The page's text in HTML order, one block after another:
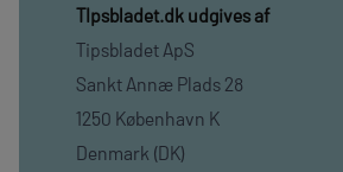
TIpsbladet.dk udgives af
Tipsbladet ApS
Sankt Annæ Plads 28
1250 København K
Denmark (DK)